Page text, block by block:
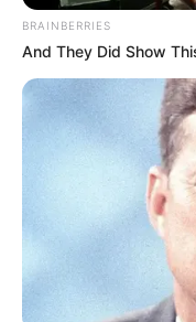
Co-stars Who Lost
BRAINBERRIES
And They Did Show